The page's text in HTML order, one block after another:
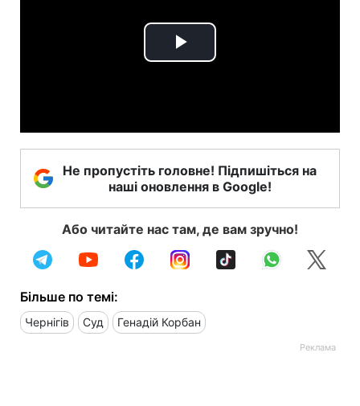
Play
Не пропустіть головне! Підпишіться на
наші оновлення в Google!
Або читайте нас там, де вам зручно!
Більше по темі:
Чернігів Суд Генадій Корбан